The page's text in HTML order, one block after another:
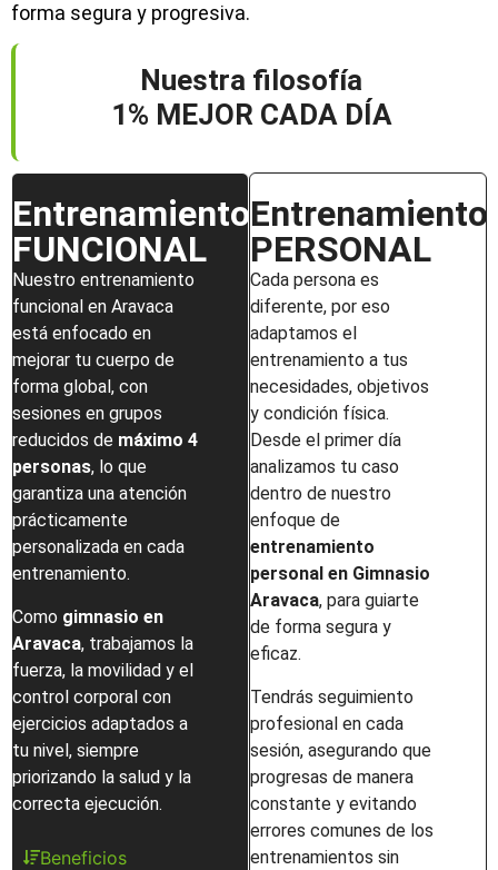
forma segura y progresiva.
Nuestra filosofía
1% MEJOR CADA DÍA
Entrenamiento
FUNCIONAL
Nuestro entrenamiento
funcional en Aravaca
está enfocado en
mejorar tu cuerpo de
forma global, con
sesiones en grupos
reducidos de máximo 4
personas, lo que
garantiza una atención
prácticamente
personalizada en cada
entrenamiento.
Como gimnasio en
Aravaca, trabajamos la
fuerza, la movilidad y el
control corporal con
ejercicios adaptados a
tu nivel, siempre
priorizando la salud y la
correcta ejecución.
Beneficios
Entrenamiento
PERSONAL
Cada persona es
diferente, por eso
adaptamos el
entrenamiento a tus
necesidades, objetivos
y condición física.
Desde el primer día
analizamos tu caso
dentro de nuestro
enfoque de
entrenamiento
personal en Gimnasio
Aravaca, para guiarte
de forma segura y
eficaz.
Tendrás seguimiento
profesional en cada
sesión, asegurando que
progresas de manera
constante y evitando
errores comunes de los
entrenamientos sin